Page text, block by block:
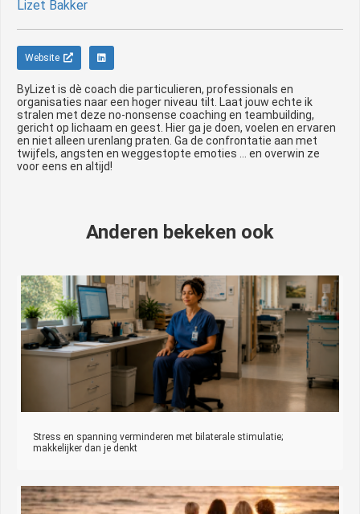
Lizet Bakker
Website
ByLizet is dè coach die particulieren, professionals en
organisaties naar een hoger niveau tilt. Laat jouw echte ik
stralen met deze no-nonsense coaching en teambuilding,
gericht op lichaam en geest. Hier ga je doen, voelen en ervaren
en niet alleen urenlang praten. Ga de confrontatie aan met
twijfels, angsten en weggestopte emoties … en overwin ze
voor eens en altijd!
Anderen bekeken ook
Stress en spanning verminderen met bilaterale stimulatie;
makkelijker dan je denkt